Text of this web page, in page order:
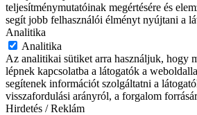
teljesítménymutatóinak megértésére és
segít jobb felhasználói élményt nyújtani a
Analitika
Analitika
Az analitikai sütiket arra használjuk, hogy
lépnek kapcsolatba a látogatók a
segítenek információt szolgáltatni a
visszafordulási arányról, a forgalom
Hirdetés / Reklám